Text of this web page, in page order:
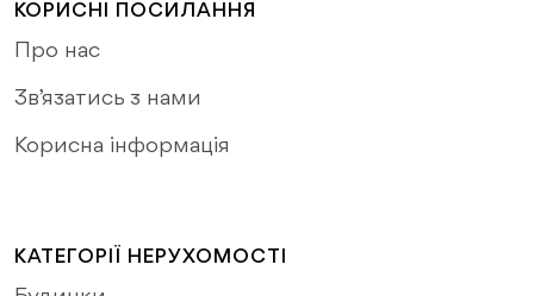
КОРИСНІ ПОСИЛАННЯ
Про нас
Зв’язатись з нами
Корисна інформація
КАТЕГОРІЇ НЕРУХОМОСТІ